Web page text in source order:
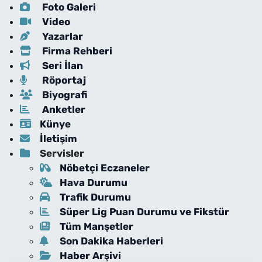
Foto Galeri
Video
Yazarlar
Firma Rehberi
Seri İlan
Röportaj
Biyografi
Anketler
Künye
İletişim
Servisler
Nöbetçi Eczaneler
Hava Durumu
Trafik Durumu
Süper Lig Puan Durumu ve Fikstür
Tüm Manşetler
Son Dakika Haberleri
Haber Arşivi